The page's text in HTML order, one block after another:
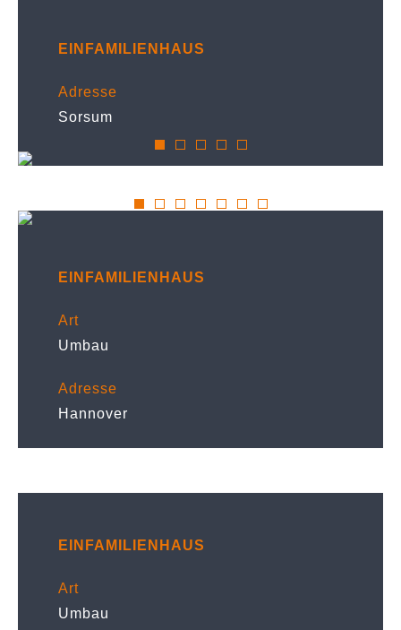
EINFAMILIENHAUS
Adresse
Sorsum
EINFAMILIENHAUS
Art
Umbau
Adresse
Hannover
EINFAMILIENHAUS
Art
Umbau